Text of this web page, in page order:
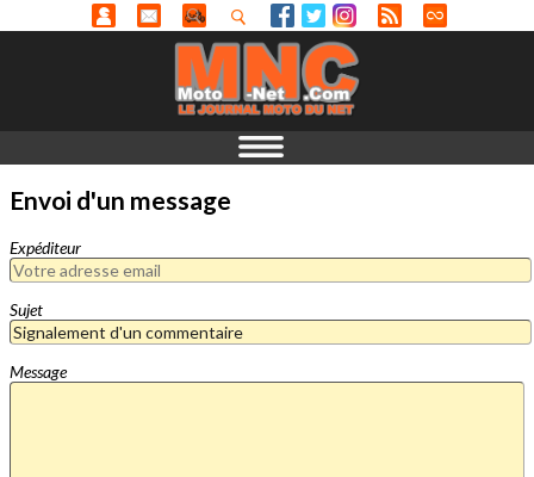
Envoi d'un message
Expéditeur
Sujet
Message